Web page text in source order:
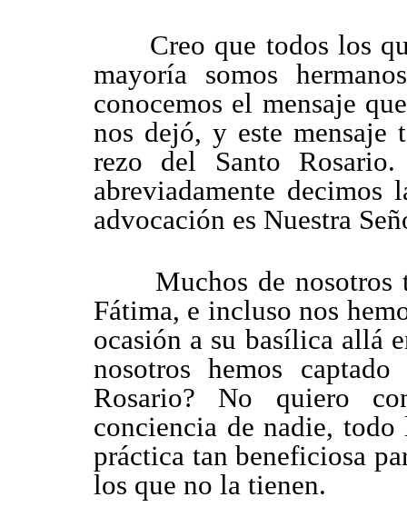
Creo que todos los
mayoría somos
conocemos el mensaje
nos dejó, y este
rezo del Santo Rosario.
abreviadamente decimos
advocación es Nuestra
Muchos de nosotros
Fátima, e incluso nos
ocasión a su basílica allá
nosotros hemos
Rosario? No quiero
conciencia de nadie,
práctica tan beneficiosa
los que no la tienen.